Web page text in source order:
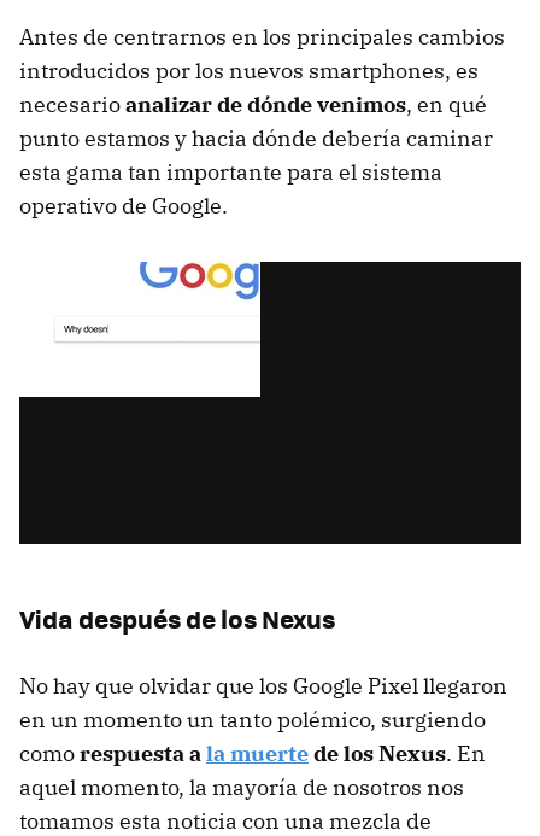
Antes de centrarnos en los principales cambios
introducidos por los nuevos smartphones, es
necesarioanalizar de dónde venimos, en qué
punto estamos y hacia dónde debería caminar
esta gama tan importante para el sistema
operativo de Google.
Vida después de los Nexus
No hay que olvidar que los Google Pixel llegaron
en un momento un tanto polémico, surgiendo
comorespuesta ala muertede los Nexus. En
aquel momento, la mayoría de nosotros nos
tomamos esta noticia con una mezcla de